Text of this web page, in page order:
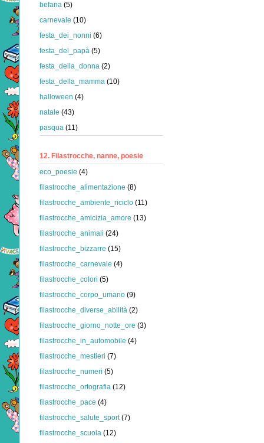
befana (5)
carnevale (10)
festa_dei_nonni (6)
festa_del_papà (5)
festa_della_donna (2)
festa_della_mamma (10)
halloween (4)
natale (43)
pasqua (11)
12. Filastrocche, nanne, poesie
eco_poesie (4)
filastrocche_alimentazione (8)
filastrocche_ambiente_riciclo (11)
filastrocche_amicizia_amore (13)
filastrocche_animali (24)
filastrocche_bizzarre (15)
filastrocche_carnevale (4)
filastrocche_colori (5)
filastrocche_corpo_umano (9)
filastrocche_diverse_abilità (2)
filastrocche_giorno_notte_ore (3)
filastrocche_in_automobile (4)
filastrocche_mestieri (7)
filastrocche_numeri (5)
filastrocche_ortografia (12)
filastrocche_pace (4)
filastrocche_salute_sport (7)
filastrocche_scuola (12)